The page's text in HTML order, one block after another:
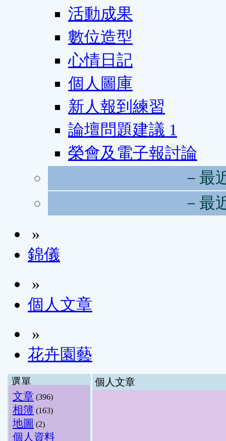
活動成果
數位造型
心情日記
個人圖庫
新人報到練習
論壇問題建議 1
榮會及電子報討論
－最
－最
»
錦儀
»
個人文章
»
花卉園藝
選單
文章 (396)
相簿 (163)
地圖 (2)
個人資料
個人文章